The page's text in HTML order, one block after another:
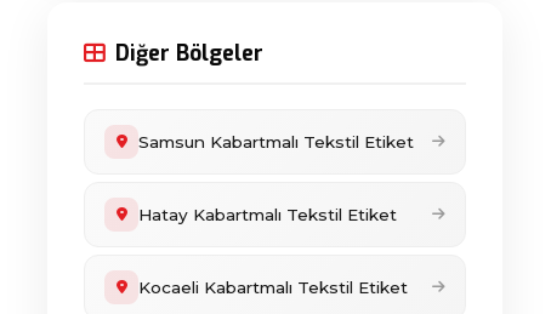
Diğer Bölgeler
Samsun Kabartmalı Tekstil Etiket
Hatay Kabartmalı Tekstil Etiket
Kocaeli Kabartmalı Tekstil Etiket